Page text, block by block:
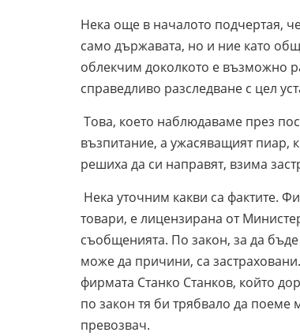
Нека още в началото подчертая,
само държавата, но и ние като
облекчим доколкото е възможно
справедливо разследване с цел
Това, което наблюдаваме през
възпитание, а ужасяващият пиар,
решиха да си направят, взима
Нека уточним какви са фактите.
товари, е лицензирана от
съобщенията. По закон, за да
може да причини, са
фирмата Станко Станков, който
по закон тя би трябвало да поеме
превозвач.